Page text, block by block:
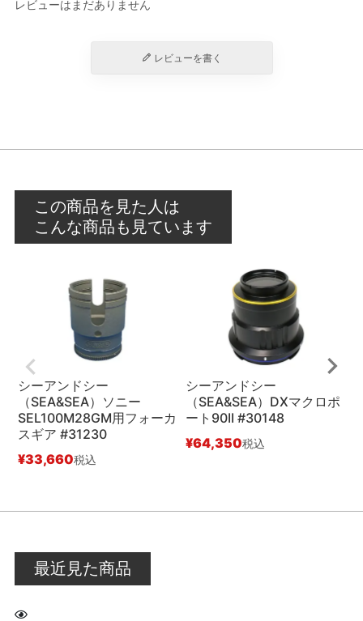
レビューはまだありません
レビューを書く
この商品を見た人は
こんな商品も見ています
シーアンドシー
（SEA&SEA）ソニー
SEL100M28GM用フォーカ
スギア #31230
¥33,660税込
シーアンドシー
（SEA&SEA）DXマクロポ
ート90II #30148
¥64,350税込
最近見た商品